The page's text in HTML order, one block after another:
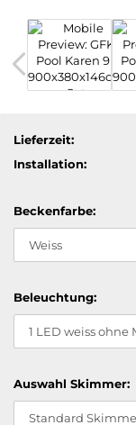
Lieferzeit:
Installation:
Beckenfarbe:
Beleuchtung:
Auswahl Skimmer: